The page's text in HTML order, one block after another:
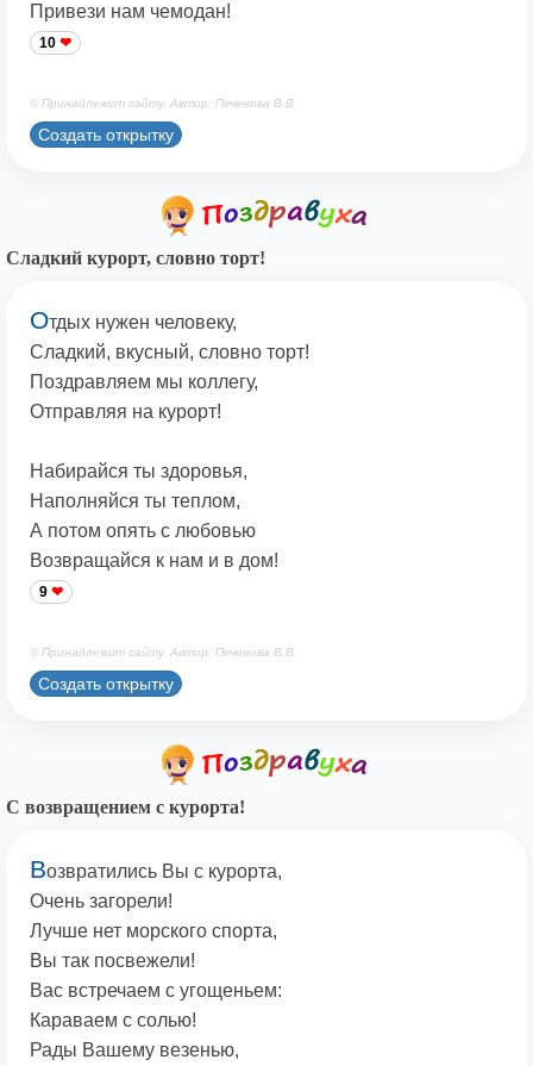
Привези нам чемодан!
10
© Принадлежит сайту. Автор: Печенова В.В.
Создать открытку
Сладкий курорт, словно торт!
Отдых нужен человеку,
Сладкий, вкусный, словно торт!
Поздравляем мы коллегу,
Отправляя на курорт!
Набирайся ты здоровья,
Наполняйся ты теплом,
А потом опять с любовью
Возвращайся к нам и в дом!
9
© Принадлежит сайту. Автор: Печенова В.В.
Создать открытку
С возвращением с курорта!
Возвратились Вы с курорта,
Очень загорели!
Лучше нет морского спорта,
Вы так посвежели!
Вас встречаем с угощеньем:
Караваем с солью!
Рады Вашему везенью,